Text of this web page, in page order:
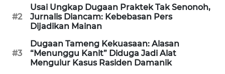
#2
Usai Ungkap Dugaan Praktek Tak Senonoh,
Jurnalis Diancam: Kebebasan Pers
Dijadikan Mainan
#3
Dugaan Tameng Kekuasaan: Alasan
“Menunggu Kanit” Diduga Jadi Alat
Mengulur Kasus Rasiden Damanik
WN
MAJALENGKA
WN
SUBANG